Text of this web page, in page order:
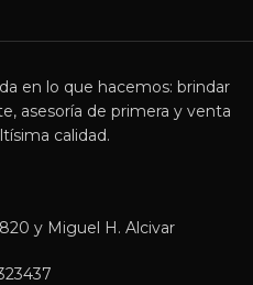
en lo que hacemos: brindar
asesoría de primera y venta
calidad.
y Miguel H. Alcivar